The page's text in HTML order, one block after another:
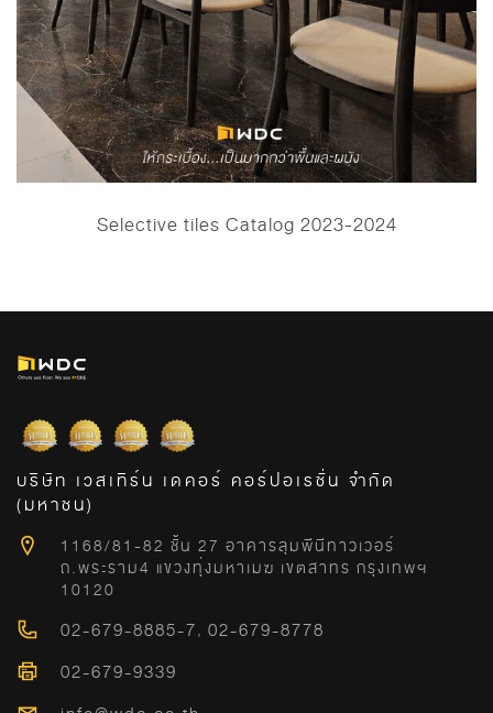
Selective tiles Catalog 2023-2024
บริษัท เวสเทิร์น เดคอร์ คอร์ปอเรชั่น จำกัด
(มหาชน)
1168/81-82 ชั้น 27 อาคารลุมพีนีทาวเวอร์
ถ.พระราม4 แขวงทุ่งมหาเมฆ เขตสาทร กรุงเทพฯ
10120
02-679-8885-7, 02-679-8778
02-679-9339